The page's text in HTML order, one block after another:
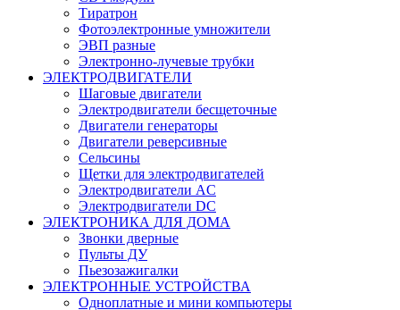
Тиратрон
Фотоэлектронные умножители
ЭВП разные
Электронно-лучевые трубки
ЭЛЕКТРОДВИГАТЕЛИ
Шаговые двигатели
Электродвигатели бесщеточные
Двигатели генераторы
Двигатели реверсивные
Сельсины
Щетки для электродвигателей
Электродвигатели AC
Электродвигатели DC
ЭЛЕКТРОНИКА ДЛЯ ДОМА
Звонки дверные
Пульты ДУ
Пьезозажигалки
ЭЛЕКТРОННЫЕ УСТРОЙСТВА
Одноплатные и мини компьютеры